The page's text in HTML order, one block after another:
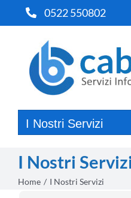
contenuto
0522 550802
I Nostri Servizi
I Nostri
Home I Nostri Servizi